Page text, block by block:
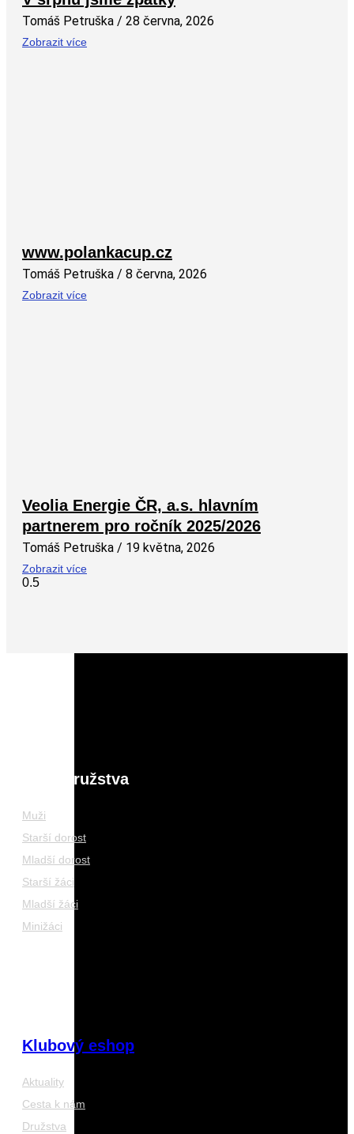
Tomáš Petruška 28 června, 2026
Zobrazit více
www.polankacup.cz
Tomáš Petruška 8 června, 2026
Zobrazit více
Veolia Energie ČR, a.s. hlavním
partnerem pro ročník 2025/2026
Tomáš Petruška 19 května, 2026
Zobrazit více
Naše družstva
Muži
Starší dorost
Mladší dorost
Starší žáci
Mladší žáci
Minižáci
Klubový eshop
Aktuality
Cesta k nám
Družstva